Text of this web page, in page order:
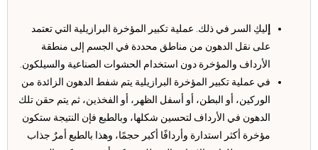
ليكِ السر في ذلك. عملية تكبير المؤخرة البرازيلية التي تعتمد
على نقل الدهون من مناطق محددة في الجسم إلى منطقة
الأرداف والمؤخرة دون استخدام الحشوات الصناعية والسيلكون.
في عملية تكبير المؤخرة البرازيلية يتم شفط الدهون الزائدة من
الوركين، أو البطن، أو أسفل الظهر، أو الفخذين، ثم يتم حقن تلك
الدهون في الأرداف لتحسين شكلها، وبالطبع فإن النتيجة ستكون
مؤخرة أكثر استدارة وأردافًا أكبر حجمًا، وهذا بالطبع أمرٌ جذاب